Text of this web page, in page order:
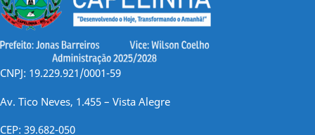
CNPJ: 19.229.921/0001-59
Av. Tico Neves, 1.455 – Vista Alegre
CEP: 39.682-050